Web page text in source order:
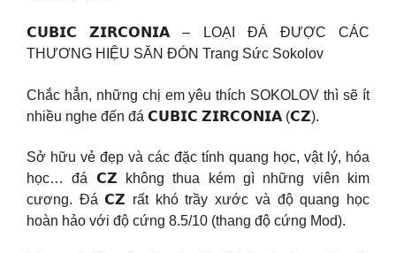
𝗖𝗨𝗕𝗜𝗖 𝗭𝗜𝗥𝗖𝗢𝗡𝗜𝗔 – LOẠI ĐÁ ĐƯỢC CÁC
THƯƠNG HIỆU SĂN ĐÓN Trang Sức Sokolov
Chắc hẳn, những chị em yêu thích SOKOLOV thì sẽ ít
nhiều nghe đến đá 𝗖𝗨𝗕𝗜𝗖 𝗭𝗜𝗥𝗖𝗢𝗡𝗜𝗔 (𝗖𝗭).
Sở hữu vẻ đẹp và các đặc tính quang học, vật lý, hóa
học… đá 𝗖𝗭 không thua kém gì những viên kim
cương. Đá 𝗖𝗭 rất khó trầy xước và độ quang học
hoàn hảo với độ cứng 8.5/10 (thang độ cứng Mod).